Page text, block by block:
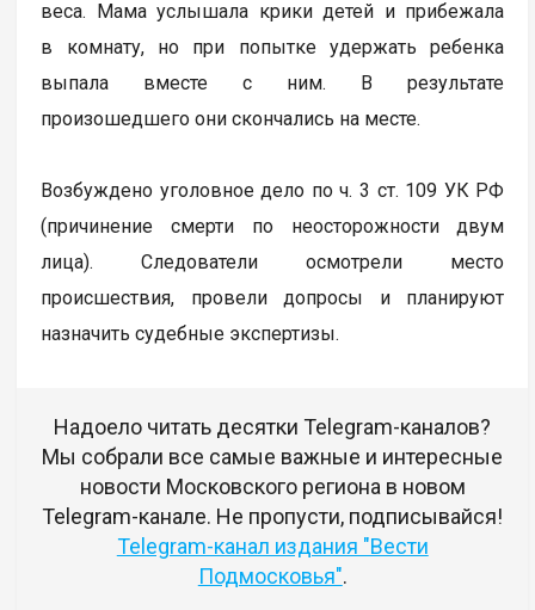
веса. Мама услышала крики детей и прибежала
в комнату, но при попытке удержать ребенка
выпала вместе с ним. В результате
произошедшего они скончались на месте.
Возбуждено уголовное дело по ч. 3 ст. 109 УК РФ
(причинение смерти по неосторожности двум
лица). Следователи осмотрели место
происшествия, провели допросы и планируют
назначить судебные экспертизы.
Надоело читать десятки Telegram-каналов?
Мы собрали все самые важные и интересные
новости Московского региона в новом
Telegram-канале. Не пропусти, подписывайся!
Telegram-канал издания "Вести
Подмосковья".